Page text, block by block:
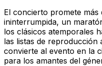
El concierto promete más
ininterrumpida, un
los clásicos atemporales
las listas de reproducción
convierte al evento en la
para los amantes del